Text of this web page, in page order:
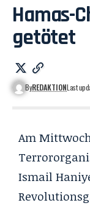
Hamas-
getötet
ByREDAKTIONLast
Am
Ismail